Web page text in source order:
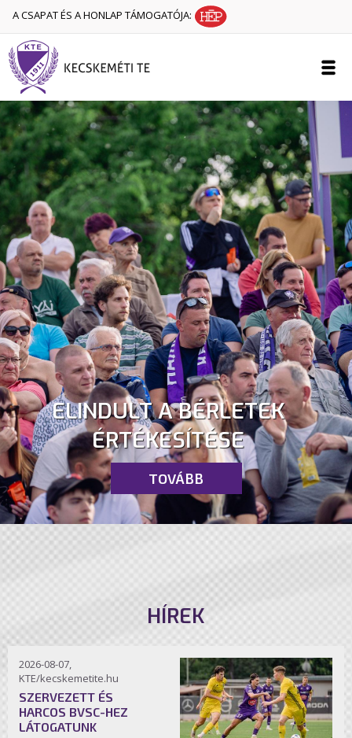
A CSAPAT ÉS A HONLAP TÁMOGATÓJA:
ELINDULT A BÉRLETEK
ÉRTÉKESÍTÉSE
TOVÁBB
HÍREK
2026-08-07,
KTE/kecskemetite.hu
SZERVEZETT ÉS
HARCOS BVSC-HEZ
LÁTOGATUNK